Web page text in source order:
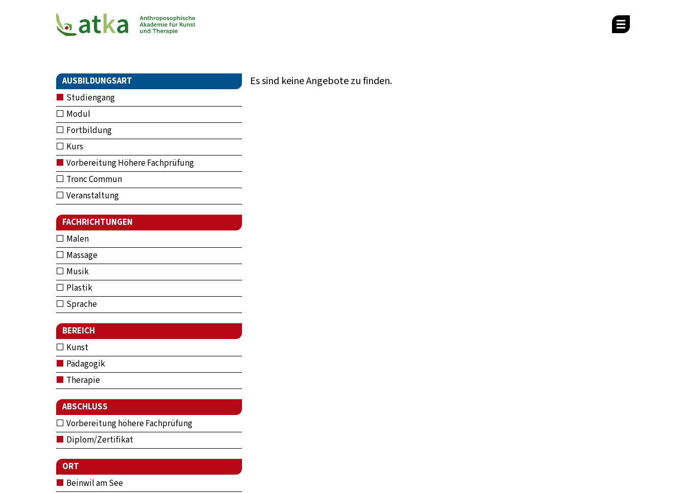
AUSBILDUNGSART
Studiengang
Modul
Fortbildung
Kurs
Vorbereitung Höhere Fachprüfung
Tronc Commun
Veranstaltung
FACHRICHTUNGEN
Malen
Massage
Musik
Plastik
Sprache
BEREICH
Kunst
Pädagogik
Therapie
ABSCHLUSS
Vorbereitung höhere Fachprüfung
Diplom/Zertifikat
ORT
Beinwil am See
Es sind keine Angebote zu finden.